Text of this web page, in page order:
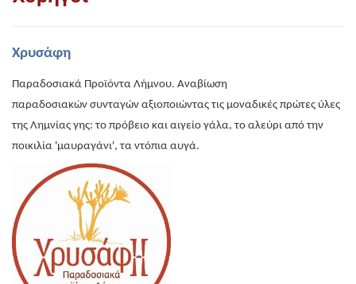
Χρυσάφη
Παραδοσιακά Προϊόντα Λήμνου. Αναβίωση
παραδοσιακών συνταγών αξιοποιώντας τις μοναδικές πρώτες ύλες
της Λημνίας γης: το πρόβειο και αιγείο γάλα, το αλεύρι από την
ποικιλία 'μαυραγάνι', τα ντόπια αυγά.